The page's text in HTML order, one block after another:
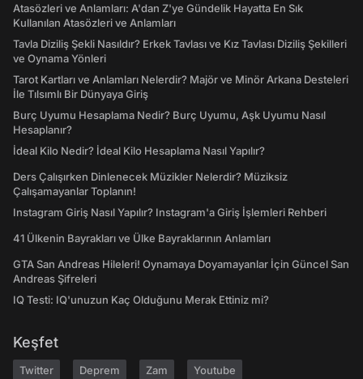
Atasözleri ve Anlamları: A'dan Z'ye Gündelik Hayatta En Sık
Kullanılan Atasözleri ve Anlamları
Tavla Diziliş Şekli Nasıldır? Erkek Tavlası ve Kız Tavlası Diziliş Şekilleri
ve Oynama Yönleri
Tarot Kartları ve Anlamları Nelerdir? Majör ve Minör Arkana Desteleri
İle Tılsımlı Bir Dünyaya Giriş
Burç Uyumu Hesaplama Nedir? Burç Uyumu, Aşk Uyumu Nasıl
Hesaplanır?
İdeal Kilo Nedir? İdeal Kilo Hesaplama Nasıl Yapılır?
Ders Çalışırken Dinlenecek Müzikler Nelerdir? Müziksiz
Çalışamayanlar Toplanın!
Instagram Giriş Nasıl Yapılır? Instagram'a Giriş İşlemleri Rehberi
41 Ülkenin Bayrakları ve Ülke Bayraklarının Anlamları
GTA San Andreas Hileleri! Oynamaya Doyamayanlar İçin Güncel San
Andreas Şifreleri
IQ Testi: IQ'unuzun Kaç Olduğunu Merak Ettiniz mi?
Keşfet
Twitter Deprem Zam Youtube